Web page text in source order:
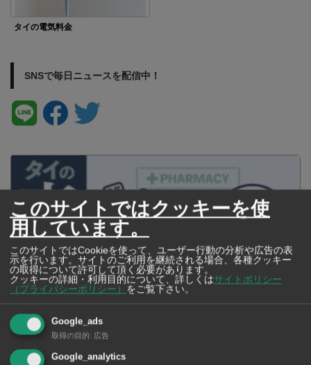
タイの電気料金
SNSで毎日ニュースを配信中！
タイの薬いろいろ【タイ・バンコク】 薬局・ドラッグストアで買える
市販薬 2026年最新版！
このサイトではクッキーを使
用しています。
このサイトではCookieを使って、ユーザー行動の分析や広告の表
示を行います。サイトのご利用を継続される場合、各種クッキー
の取得について許可して頂く必要があります。
クッキーの詳細・利用目的について、詳しくはサイトポリシー
（プライバシーポリシー）
をご覧下さい。
Google_ads
取得の目的: 広告
Google_analytics